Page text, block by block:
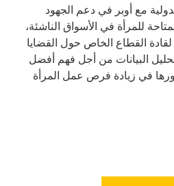
مع أوبر في دعم الجهود
للمرأة في الأسواق الناشئة،
القطاع الخاص حول القضايا
البيانات من أجل فهم أفضل
في زيادة فرص عمل المرأة